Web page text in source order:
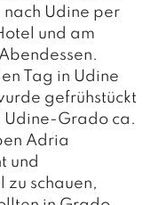
Udine per
und am
Tag in Udine
gefrühstückt
Udine-Grado ca.
Adria
und
zu schauen,